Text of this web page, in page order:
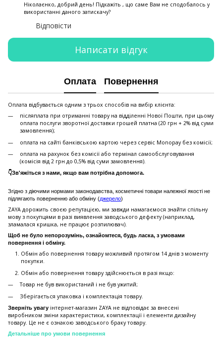
Ніколаєнко, добрий день! Підкажіть , що саме Вам не сподобалось у
використанні даного затискачу?
Відповісти
Написати відгук
Оплата Повернення
Оплата відбувається одним з трьох способів на вибір клієнта:
післяплата при отриманні товару на відділенні Нової Пошти, при цьому
оплата послуги зворотної доставки грошей платна (20 грн + 2% від суми
замовлення);
оплата на сайті банківською картою через сервіс Monopay без комісії;
оплата на рахунок без комісії або термінал самообслуговування
(комісія від 2 грн до 0,5% від суми замовлення).
👇Зв'яжіться з нами, якщо вам потрібна допомога.
Згідно з діючими нормами законодавства, косметичні товари належної якості не
підлягають поверненню або обміну (джерело)
ZAYA дорожить своєю репутацією, ми завжди намагаємося знайти спільну
мову з покупцями в разі виявлення заводського дефекту (наприклад,
зламалася кришка, не працює розпилювач).
Щоб не було непорозумінь, ознайомтеся, будь ласка, з умовами
повернення і обміну.
Обмін або повернення товару можливий протягом 14 днів з моменту
покупки.
Обмiн або повернення товару здійснюється в разі якщо:
Товар не був використаний і не був ужитий;
Зберiгається упаковка і комплектація товару.
Зверніть увагу інтернет-магазин ZAYA не відповідає за внесені
виробником зміни характеристики, комплектації і елементи дизайну
товару. Це не є ознакою заводського браку товару.
Детальніше про умови повернення